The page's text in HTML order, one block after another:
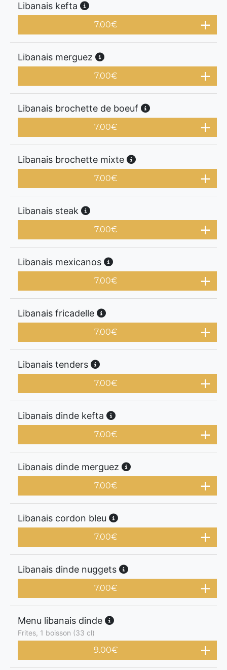
Libanais kefta
7.00€
Libanais merguez
7.00€
Libanais brochette de boeuf
7.00€
Libanais brochette mixte
7.00€
Libanais steak
7.00€
Libanais mexicanos
7.00€
Libanais fricadelle
7.00€
Libanais tenders
7.00€
Libanais dinde kefta
7.00€
Libanais dinde merguez
7.00€
Libanais cordon bleu
7.00€
Libanais dinde nuggets
7.00€
Menu libanais dinde
Frites, 1 boisson (33 cl)
9.00€